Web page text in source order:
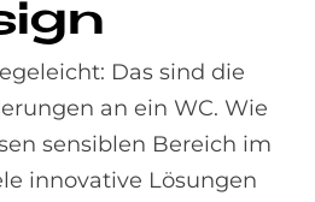
Das sind die
an ein WC. Wie
sensiblen Bereich im
innovative Lösungen